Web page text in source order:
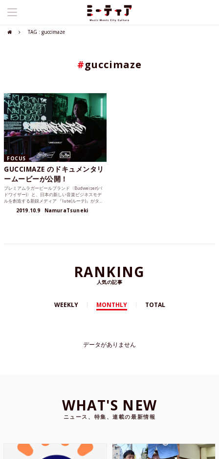
TAG : guccimaze
#guccimaze
FOCUS
GUCCIMAZE のドキュメンタリ
ームービーが公開！
プレミアムラガービールブランド〈Budweiser(バ
ドワイザー)〉と、日本の新しい音楽ビジネスモデ
ルを創造する新鋭メディア 『lute(ルーテ)』がタ...
2019.10.9 NamuraTsuneki
RANKING
人気の記事
WEEKLY MONTHLY TOTAL
データがありません
WHAT'S NEW
ニュース、特集、連載の最新情報